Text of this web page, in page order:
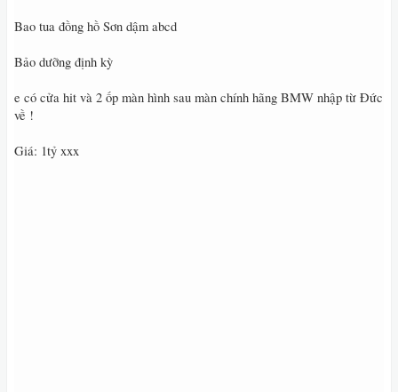
Bao tua đồng hồ Sơn dậm abcd
Bảo dưỡng định kỳ
e có cửa hit và 2 ốp màn hình sau màn chính hãng BMW nhập từ Đức
về !
Giá: 1tỷ xxx